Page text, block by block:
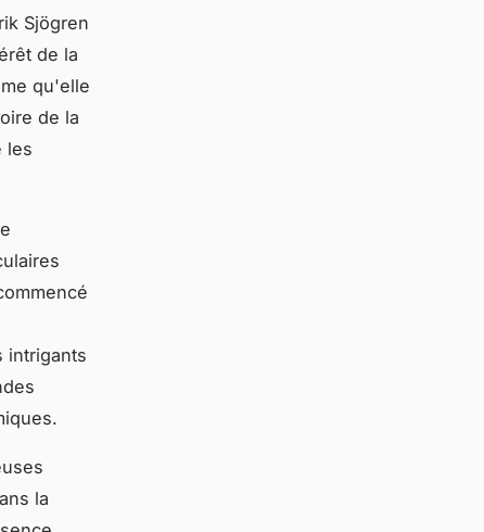
Sjögren
de la
qu'elle
de la
les
intrigants
la